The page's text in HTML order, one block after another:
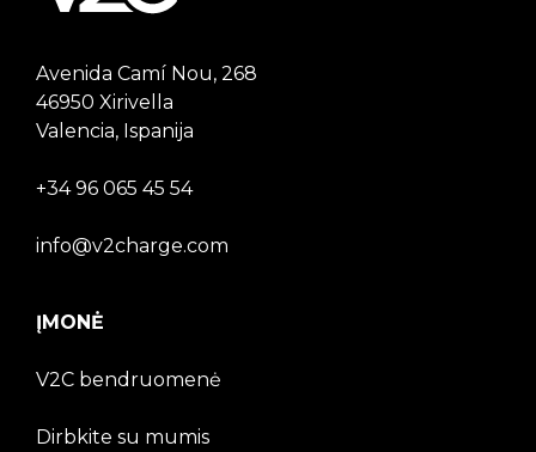
Avenida Camí Nou, 268
46950 Xirivella
Valencia, Ispanija
+34 96 065 45 54
info@v2charge.com
ĮMONĖ
V2C bendruomenė
Dirbkite su mumis